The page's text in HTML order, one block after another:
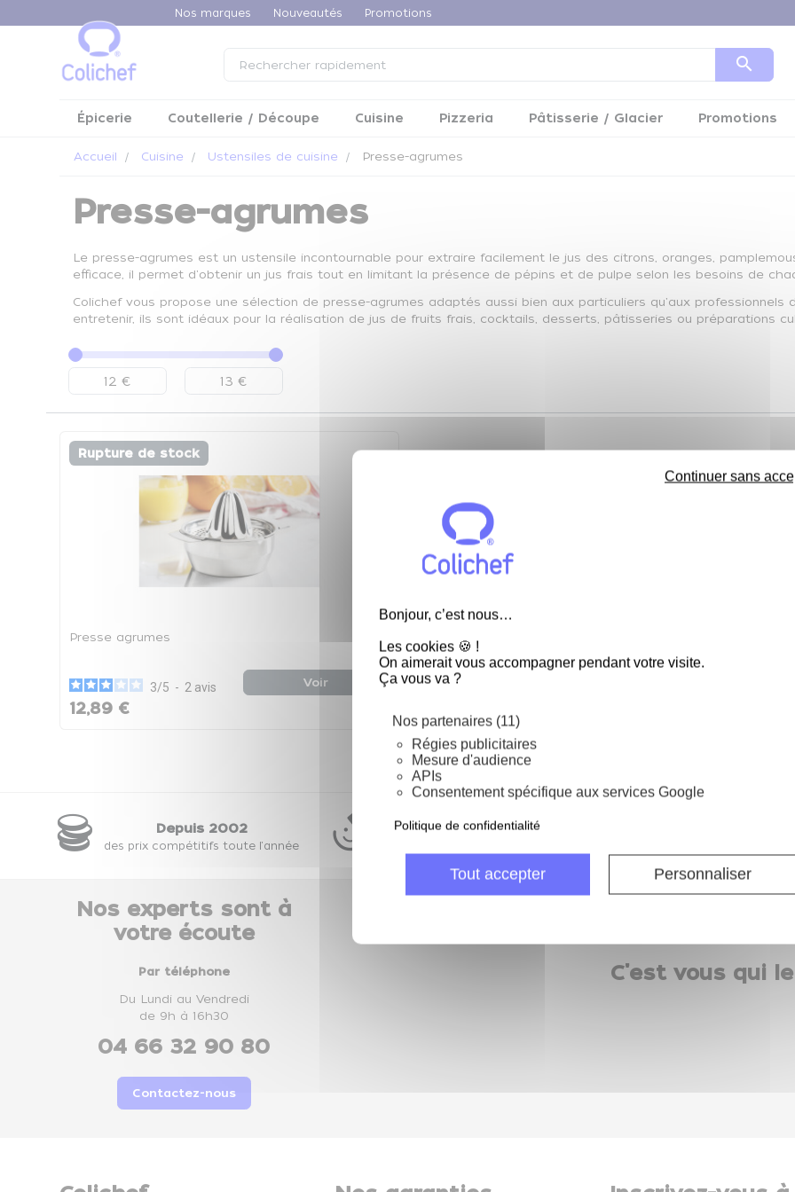
Panneau de gestion des cookies
Bonjour, c’est nous…
Les cookies 🍪 !
On aimerait vous accompagner pendant votre visite.
Ça vous va ?
Nos partenaires (11)
Régies publicitaires
Mesure d'audience
APIs
Consentement spécifique aux services Google
Tout accepter
Continuer sans
Personnaliser
Politique de confidentialité
Nos marques Nouveautés Promotions
search
Épicerie Coutellerie / Découpe Cuisine Pizzeria Pâtisserie / Glacier Promotions
Accueil Cuisine Ustensiles de cuisine Presse-agrumes
Presse-agrumes
Le presse-agrumes est un ustensile incontournable pour extraire facilement le jus des citrons, oranges,
efficace, il permet d'obtenir un jus frais tout en limitant la présence de pépins et de pulpe selon les besoins de
Colichef vous propose une sélection de presse-agrumes adaptés aussi bien aux particuliers qu'aux
entretenir, ils sont idéaux pour la réalisation de jus de fruits frais, cocktails, desserts, pâtisseries ou préparations
Rupture de stock
Presse agrumes
3/5 - 2 avis
12,89 €
Voir
Depuis 2002
des prix compétitifs toute l'année
28 jours pour échanger
Nos experts sont à
votre écoute
Par téléphone
Du Lundi au Vendredi
de 9h à 16h30
04 66 32 90 80
Contactez-nous
C'est vous qui